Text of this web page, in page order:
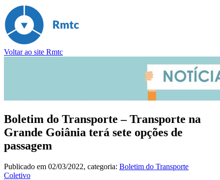
Voltar ao site Rmtc
Boletim do Transporte – Transporte na
Grande Goiânia terá sete opções de
passagem
Publicado em 02/03/2022, categoria: Boletim do Transporte
Coletivo